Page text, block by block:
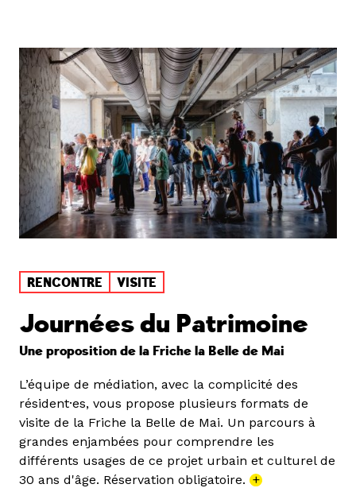
RENCONTRE VISITE
Journées du Patrimoine
Une proposition de la Friche la Belle de Mai
L’équipe de médiation, avec la complicité des
résident·es, vous propose plusieurs formats de
visite de la Friche la Belle de Mai. Un parcours à
grandes enjambées pour comprendre les
différents usages de ce projet urbain et culturel de
30 ans d'âge. Réservation obligatoire. +